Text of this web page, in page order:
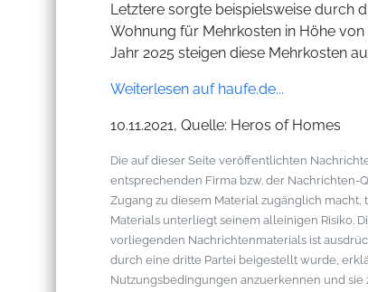
Letztere sorgte beispielsweise durch
Wohnung für Mehrkosten in Höhe
Jahr 2025 steigen diese Mehrkosten
Weiterlesen auf haufe.de...
10.11.2021, Quelle: Heros of Homes
Die auf dieser Seite veröffentlichten
entsprechenden Firma bzw. der Nachrichten-
Zugang zu diesem Material zugänglich
Materials unterliegt seinem alleinigen Risiko.
vorliegenden Nachrichtenmaterials ist
durch eine dritte Partei beigestellt wurde,
Nutzungsbedingungen anzuerkennen und